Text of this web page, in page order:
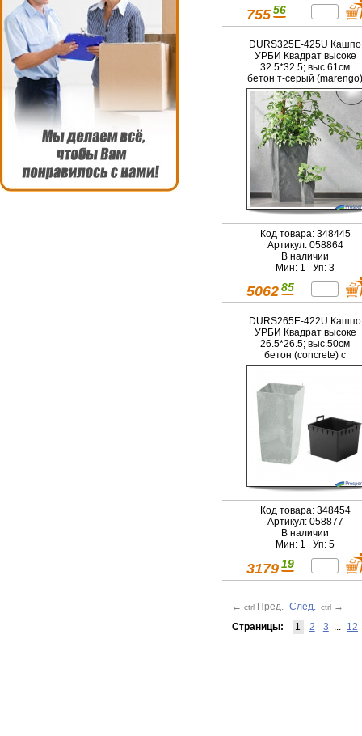
755 56
DURS325E-425U Кашпо
УРБИ Квадрат высоке
32.5*32.5; выс.61см
бетон т-серый (marengo)
с вкладышем 0593
Код товара: 348445
Артикул: 058864
В наличии
Мин: 1 Уп: 3
5062 85
DURS265E-422U Кашпо
УРБИ Квадрат высоке
26.5*26.5; выс.50см
бетон (concrete) с
вкладышем 059378
Код товара: 348454
Артикул: 058877
В наличии
Мин: 1 Уп: 5
3179 19
← ctrl Пред. След. ctrl →
Страницы:
1 2 3 ... 12